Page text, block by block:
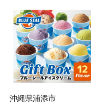
沖縄県浦添市